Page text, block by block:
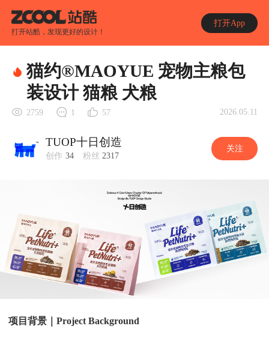
打开站酷，发现更好的设计！
打开App
猫约®MAOYUE 宠物主粮包
装设计 猫粮 犬粮
2759 1 57 2026.05.11
TUOP十日创造
创作 34 粉丝 2317
关注
项目背景｜Project Background